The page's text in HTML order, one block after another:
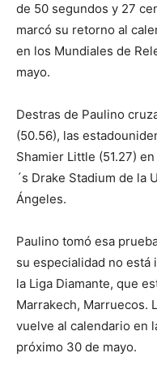
de 50 segundos y 27
marcó su retorno al
en los Mundiales de
mayo.
Destras de Paulino
(50.56), las
Shamier Little (51.27)
´s Drake Stadium de la
Ángeles.
Paulino tomó esa
su especialidad no está
la Liga Diamante, que
Marrakech, Marruecos.
vuelve al calendario en
próximo 30 de mayo.